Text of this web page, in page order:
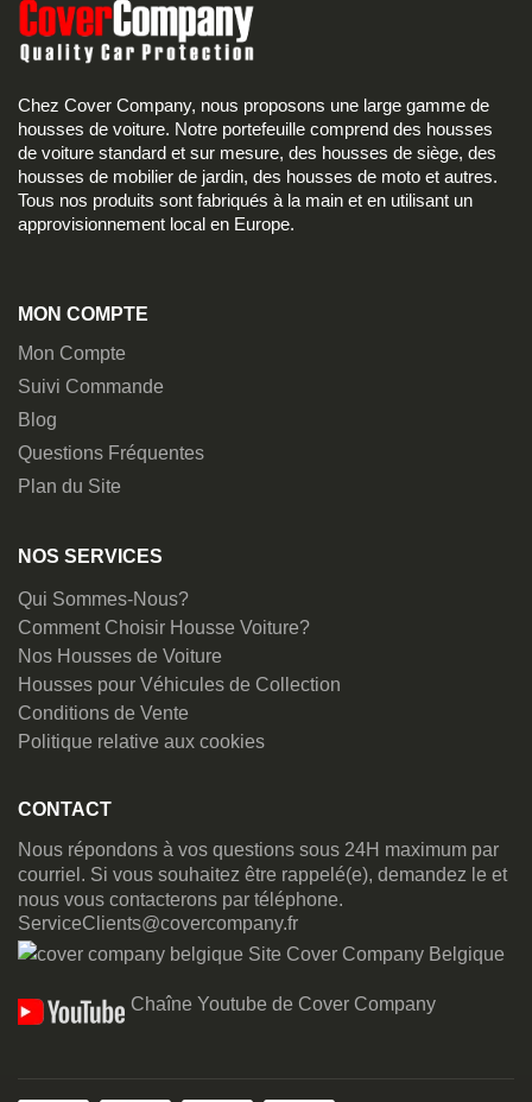
Chez Cover Company, nous proposons une large gamme de
housses de voiture. Notre portefeuille comprend des housses
de voiture standard et sur mesure, des housses de siège, des
housses de mobilier de jardin, des housses de moto et autres.
Tous nos produits sont fabriqués à la main et en utilisant un
approvisionnement local en Europe.
MON COMPTE
Mon Compte
Suivi Commande
Blog
Questions Fréquentes
Plan du Site
NOS SERVICES
Qui Sommes-Nous?
Comment Choisir Housse Voiture?
Nos Housses de Voiture
Housses pour Véhicules de Collection
Conditions de Vente
Politique relative aux cookies
CONTACT
Nous répondons à vos questions sous 24H maximum par
courriel. Si vous souhaitez être rappelé(e), demandez le et
nous vous contacterons par téléphone.
ServiceClients@covercompany.fr
Site Cover Company Belgique
Chaîne Youtube de Cover Company